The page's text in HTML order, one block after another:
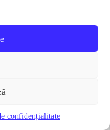
confidențialitate